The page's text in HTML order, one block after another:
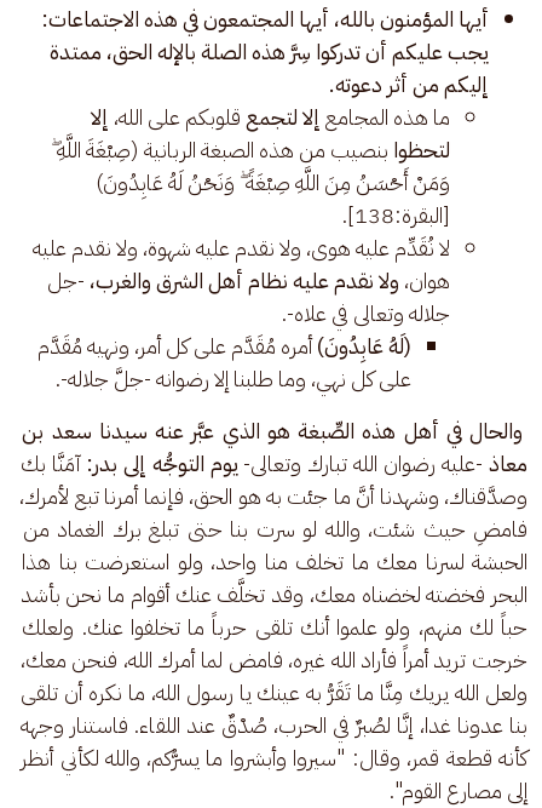
أيها المؤمنون بالله، أيها المجتمعون في هذه الاجتماعات:
يجب عليكم أن تدركوا سِرَّ هذه الصلة بالإله الحق، ممتدة
إليكم من أثر دعوته.
ما هذه المجامعإلا لتجمعقلوبكم على الله، إلا
لتحظوا بنصيب من هذه الصبغة الربانية (صِبْغَةَ اللَّهِ ۖ
وَمَنْ أَحْسَنُ مِنَ اللَّهِ صِبْغَةً ۖ وَنَحْنُ لَهُ عَابِدُونَ)
[البقرة:138].
لا نُقَدِّم عليه هوى، ولا نقدم عليه شهوة، ولا نقدم عليه
هوان، ولا نقدم عليه نظام أهل الشرق والغرب،-جل
جلاله وتعالى في علاه-.
(لَهُ عَابِدُونَ)أمره مُقَدَّم على كل أمر، ونهيه مُقَدَّم
على كل نهي، وما طلبنا إلا رضوانه -جلَّ جلاله-.
والحال في أهل هذه الصِّبغة هو الذي عبَّر عنه سيدنا سعد بن
معاذ -عليه رضوان الله تبارك وتعالى- يوم التوجُّه إلى بدر: آمَنَّا بك
وصدَّقناك، وشهدنا أنَّ ما جئت به هو الحق، فإنما أمرنا تبع لأمرك،
فامضِ حيث شئت، والله لو سرت بنا حتى تبلغ برك الغماد من
الحبشة لسرنا معك ما تخلف منا واحد، ولو استعرضت بنا هذا
البحر فخضته لخضناه معك، وقد تخلَّف عنك أقوام ما نحن بأشد
حباً لك منهم، ولو علموا أنك تلقى حرباً ما تخلفوا عنك. ولعلك
خرجت تريد أمراً فأراد الله غيره، فامض لما أمرك الله، فنحن معك،
ولعل الله يريك مِنَّا ما تَقَرُّ به عينك يا رسول الله، ما نكره أن تلقى
بنا عدونا غدا، إنَّا لصُبرٌ في الحرب، صُدْقٌ عند اللقاء. فاستنار وجهه
كأنه قطعة قمر، وقال: "سيروا وأبشروا ما يسرُّكم، والله لكأني أنظر
إلى مصارع القوم".